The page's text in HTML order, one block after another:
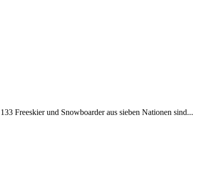
Freeskier und Snowboarder aus sieben Nationen sind...